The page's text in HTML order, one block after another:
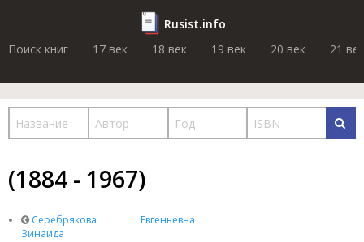
Rusist.info
Поиск книг
17 век 18 век 19 век 20 век 21 век
(1884 - 1967)
Серебрякова
Зинаида
Евгеньевна